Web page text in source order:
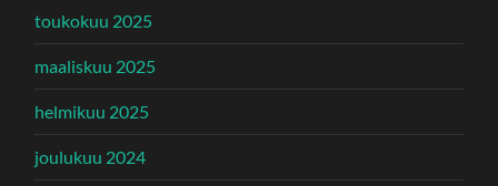
toukokuu 2025
maaliskuu 2025
helmikuu 2025
joulukuu 2024